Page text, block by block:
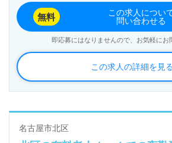
この求人の詳細を見
無料
この求人につい
問い合わせる
即応募にはなりませんので、お気軽にお
名古屋市北区